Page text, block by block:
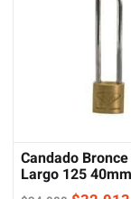
Candado
Largo 125